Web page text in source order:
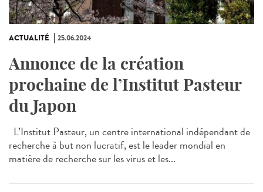
ACTUALITÉ 25.06.2024
Annonce de la création
prochaine de l’Institut Pasteur
du Japon
L’Institut Pasteur, un centre international indépendant de
recherche à but non lucratif, est le leader mondial en
matière de recherche sur les virus et les...